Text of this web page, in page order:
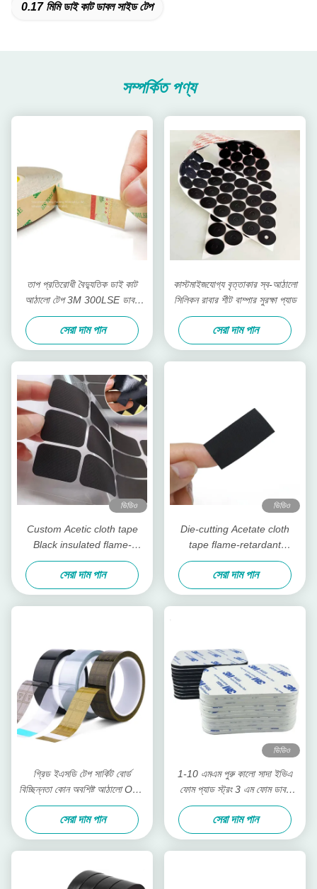
0.17 মিমি ডাই কাট ডাবল সাইড টেপ
সম্পর্কিত পণ্য
তাপ প্রতিরোধী বৈদ্যুতিক ডাই কাট
আঠালো টেপ 3M 300LSE ডাবল
সাইডেড PET আঠালো টেপ
সেরা দাম পান
কাস্টমাইজযোগ্য বৃত্তাকার স্ব-আঠালো
সিলিকন রাবার শীট বাম্পার সুরক্ষা প্যাড
সেরা দাম পান
ভিডিও
Custom Acetic cloth tape
Black insulated flame-
retardant tape for telephone
LCD repair
সেরা দাম পান
ভিডিও
Die-cutting Acetate cloth
tape flame-retardant
insulating material, for cable
bundling
সেরা দাম পান
গ্রিড ইএসডি টেপ সার্কিট বোর্ড
বিচ্ছিন্নতা কোন অবশিষ্ট আঠালো OPP
টেপ
সেরা দাম পান
ভিডিও
1-10 এমএম পুরু কালো সাদা ইভিএ
ফোম প্যাড স্ট্রং 3 এম ফোম ডাবল
সাইড টেপ
সেরা দাম পান